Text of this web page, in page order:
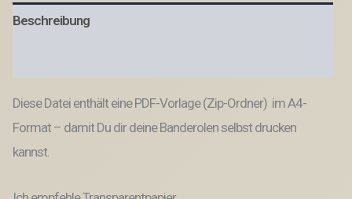
Danke
-
selber
Menge
Beschreibung
Diese Datei enthält eine PDF-Vorlage (Zip-Ordner) im A4-
Format – damit Du dir deine Banderolen selbst drucken
kannst.